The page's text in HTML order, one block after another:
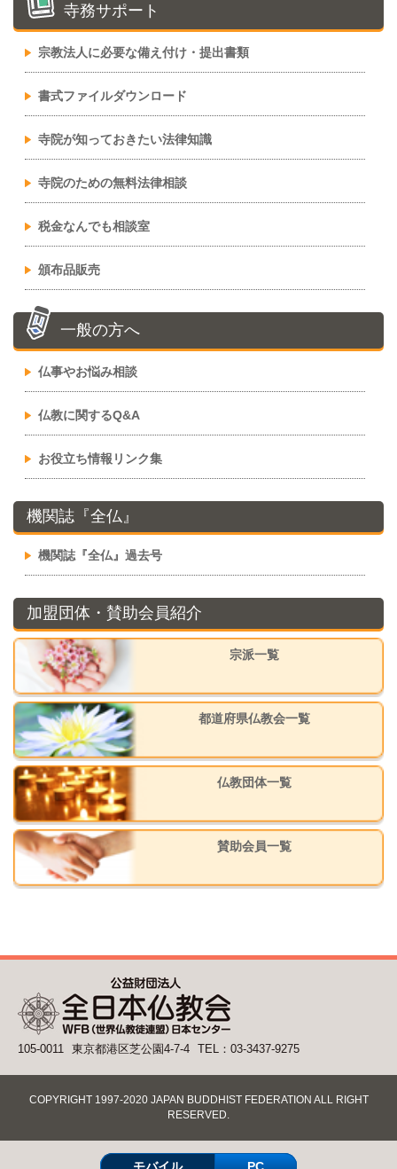
寺務サポート
宗教法人に必要な備え付け・提出書類
書式ファイルダウンロード
寺院が知っておきたい法律知識
寺院のための無料法律相談
税金なんでも相談室
頒布品販売
一般の方へ
仏事やお悩み相談
仏教に関するQ&A
お役立ち情報リンク集
機関誌『全仏』
機関誌『全仏』過去号
加盟団体・賛助会員紹介
宗派一覧
都道府県仏教会一覧
仏教団体一覧
賛助会員一覧
105-0011 東京都港区芝公園4-7-4 TEL：03-3437-9275
COPYRIGHT 1997-2020 JAPAN BUDDHIST FEDERATION ALL RIGHT
RESERVED.
モバイル PC